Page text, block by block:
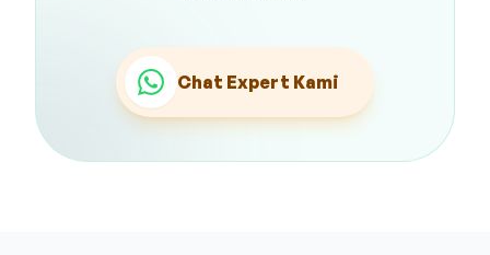
Chat Expert Kami